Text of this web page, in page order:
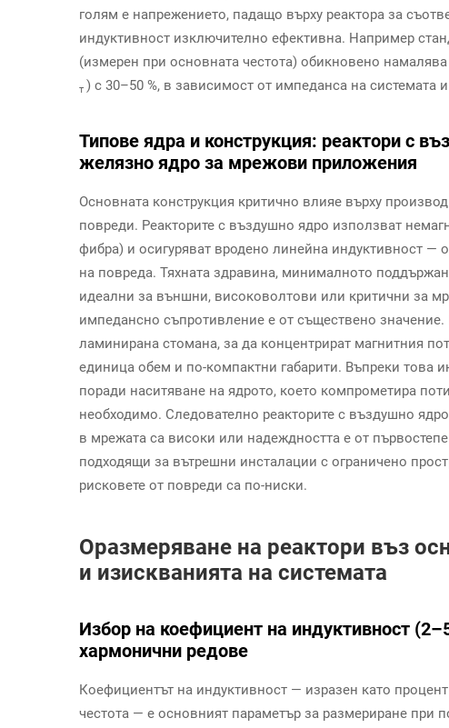
голям е напрежението, падащо върху реактора за
индуктивност изключително ефективна. Например
(измерен при основната честота) обикновено
т ) с 30–50 %, в зависимост от импеданса на системата
Типове ядра и конструкция: реактори с
желязно ядро за мрежови приложения
Основната конструкция критично влияе върху
повреди. Реакторите с въздушно ядро използват
фибра) и осигуряват вродено линейна индуктивност —
на повреда. Тяхната здравина, минималното
идеални за външни, високоволтови или критични за
импедансно съпротивление е от съществено
ламинирана стомана, за да концентрират магнитния
единица обем и по-компактни габарити. Въпреки това
поради наситяване на ядрото, което компрометира
необходимо. Следователно реакторите с въздушно
в мрежата са високи или надеждността е от
подходящи за вътрешни инсталации с ограничено
рисковете от повреди са по-ниски.
Оразмеряване на реактори въз
и изискванията на системата
Избор на коефициент на индуктивност
хармонични редове
Коефициентът на индуктивност — изразен като
честота — е основният параметър за размериране при